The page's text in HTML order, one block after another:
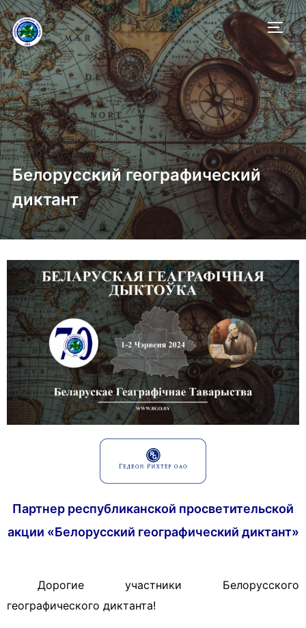
Белорусский географический
диктант
Партнер республиканской просветительской
акции «Белорусский географический диктант»
Дорогие участники Белорусского
географического диктанта!